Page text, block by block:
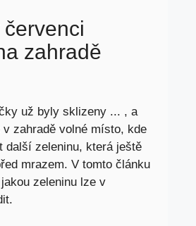
zahradě
už byly sklizeny ... , a
zahradě volné místo, kde
další zeleninu, která ještě
mrazem. V tomto článku
zeleninu lze v